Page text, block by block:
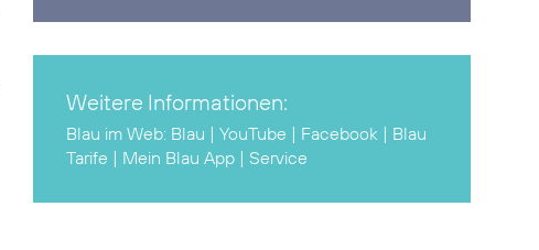
Weitere Informationen:
Blau im Web: Blau |YouTube | Facebook | Blau
Tarife | Mein Blau App |Service